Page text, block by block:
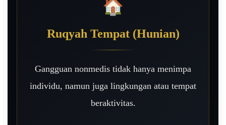
🏠
Ruqyah Tempat (Hunian)
Gangguan nonmedis tidak hanya menimpa
individu, namun juga lingkungan atau tempat
beraktivitas.